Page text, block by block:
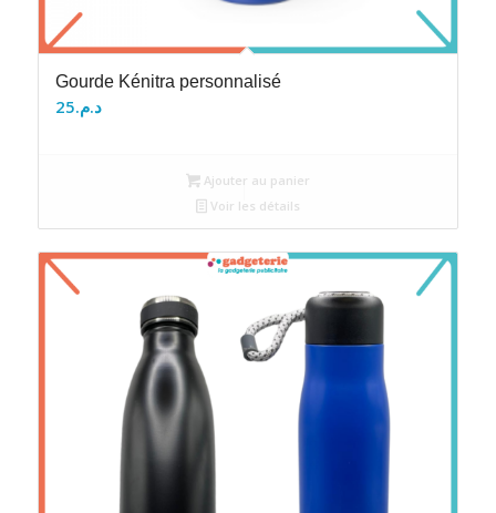
Gourde Kénitra personnalisé
د.م.25
Ajouter au panier
Voir les détails